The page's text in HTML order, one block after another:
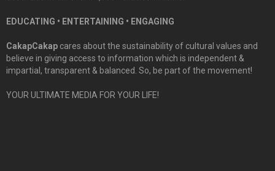
EDUCATING • ENTERTAINING • ENGAGING
CakapCakap cares about the sustainability of cultural values and
believe in giving access to information which is independent &
impartial, transparent & balanced. So, be part of the movement!
YOUR ULTIMATE MEDIA FOR YOUR LIFE!